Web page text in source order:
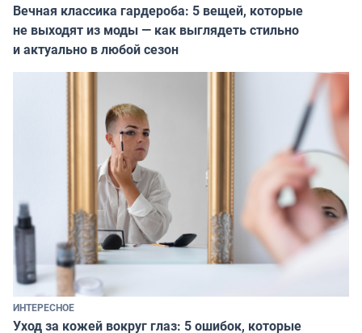
Вечная классика гардероба: 5 вещей, которые
не выходят из моды — как выглядеть стильно
и актуально в любой сезон
ИНТЕРЕСНОЕ
Уход за кожей вокруг глаз: 5 ошибок, которые